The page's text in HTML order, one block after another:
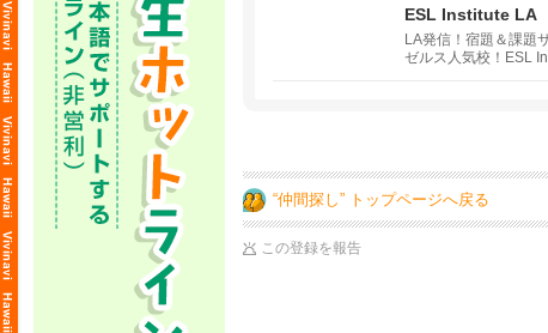
ESL Institute LA
LA発信！宿題＆課題
ゼルス人気校！ESL
“仲間探し” トップページへ戻る
この登録を報告